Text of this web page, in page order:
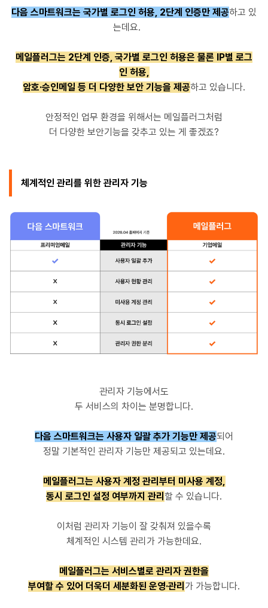
다음 스마트워크는 국가별 로그인 허용, 2단계 인증만 제공하고 있
는데요.
메일플러그는 2단계 인증, 국가별 로그인 허용은 물론 IP별 로그
인 허용,
암호·승인메일 등 더 다양한 보안 기능을 제공하고 있습니다.
안정적인 업무 환경을 위해서는 메일플러그처럼
더 다양한 보안기능을 갖추고 있는 게 좋겠죠?
체계적인 관리를 위한 관리자 기능
관리자 기능에서도
두 서비스의 차이는 분명합니다.
다음 스마트워크는 사용자 일괄 추가 기능만 제공되어
정말 기본적인 관리자 기능만 제공되고 있는데요.
메일플러그는 사용자 계정 관리부터 미사용 계정,
동시 로그인 설정 여부까지 관리 할 수 있습니다.
이처럼 관리자 기능이 잘 갖춰져 있을수록
체계적인 시스템 관리가 가능한데요.
메일플러그는 서비스별로 관리자 권한을
부여할 수 있어 더욱더 세분화된 운영·관리 가 가능합니다.